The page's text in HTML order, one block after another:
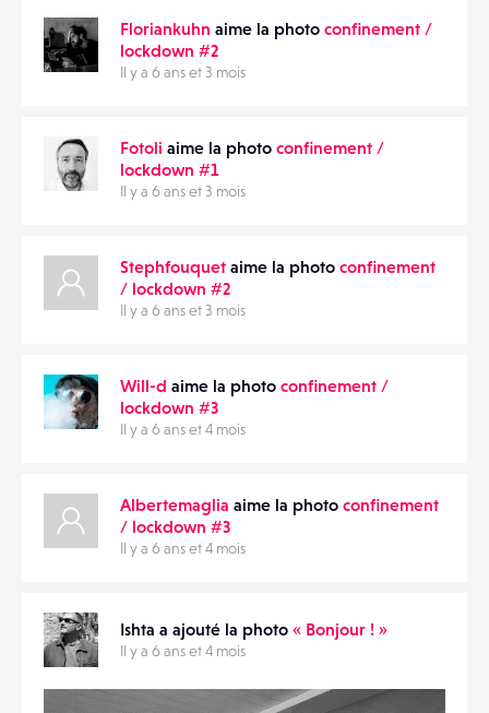
Floriankuhn aime la photo confinement /
lockdown #2
Il y a 6 ans et 3 mois
Fotoli aime la photo confinement /
lockdown #1
Il y a 6 ans et 3 mois
Stephfouquet aime la photo confinement
/ lockdown #2
Il y a 6 ans et 3 mois
Will-d aime la photo confinement /
lockdown #3
Il y a 6 ans et 4 mois
Albertemaglia aime la photo confinement
/ lockdown #3
Il y a 6 ans et 4 mois
Ishta a ajouté la photo « Bonjour ! »
Il y a 6 ans et 4 mois